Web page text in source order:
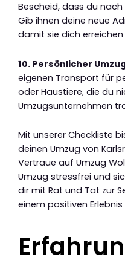
Bescheid, dass du
Gib ihnen deine neue
damit sie dich erreichen
10. Persönlicher
eigenen Transport für
oder Haustiere, die du
Umzugsunternehmen
Mit unserer Checkliste
deinen Umzug von
Vertraue auf Umzug
Umzug stressfrei und
dir mit Rat und Tat zur
einem positiven